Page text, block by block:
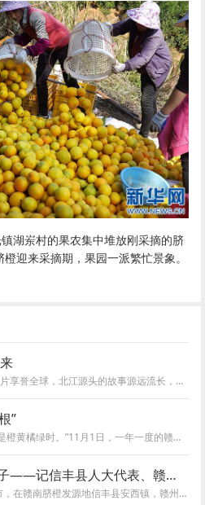
湖岽村的果农集中堆放刚采摘的脐
橙迎来采摘期，果园一派繁忙景象。
信丰，“世界橙乡”的名片享誉全球，北江源头的故事源远流长，融湾标兵的步伐铿锵有力，人信物丰的诗篇壮丽激昂。近年来，信丰县全面贯彻落实中央和省...
”
“一年好景君须记，最是橙黄橘绿时。”11月1日，一年一度的赣南脐橙采摘季拉开大幕。赣南脐橙是赣州的一张亮丽名片，也是“吃货”们对赣南的第一印象。...
不让须眉的女汉子——记信丰县人大代表、赣州市优秀农民贴心人陈希
赣南脐橙即将开采上市，在赣南脐橙发源地信丰县安西镇，赣州喜禾农业发展有限公司总经理陈希和员工们已经忙得不亦乐乎：邀请物流公司前来实地考察洽谈...